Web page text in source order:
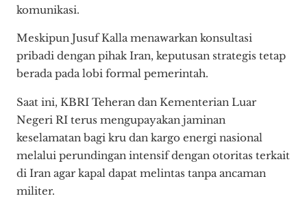
komunikasi.
Meskipun Jusuf Kalla menawarkan konsultasi
pribadi dengan pihak Iran, keputusan strategis tetap
berada pada lobi formal pemerintah.
Saat ini, KBRI Teheran dan Kementerian Luar
Negeri RI terus mengupayakan jaminan
keselamatan bagi kru dan kargo energi nasional
melalui perundingan intensif dengan otoritas terkait
di Iran agar kapal dapat melintas tanpa ancaman
militer.